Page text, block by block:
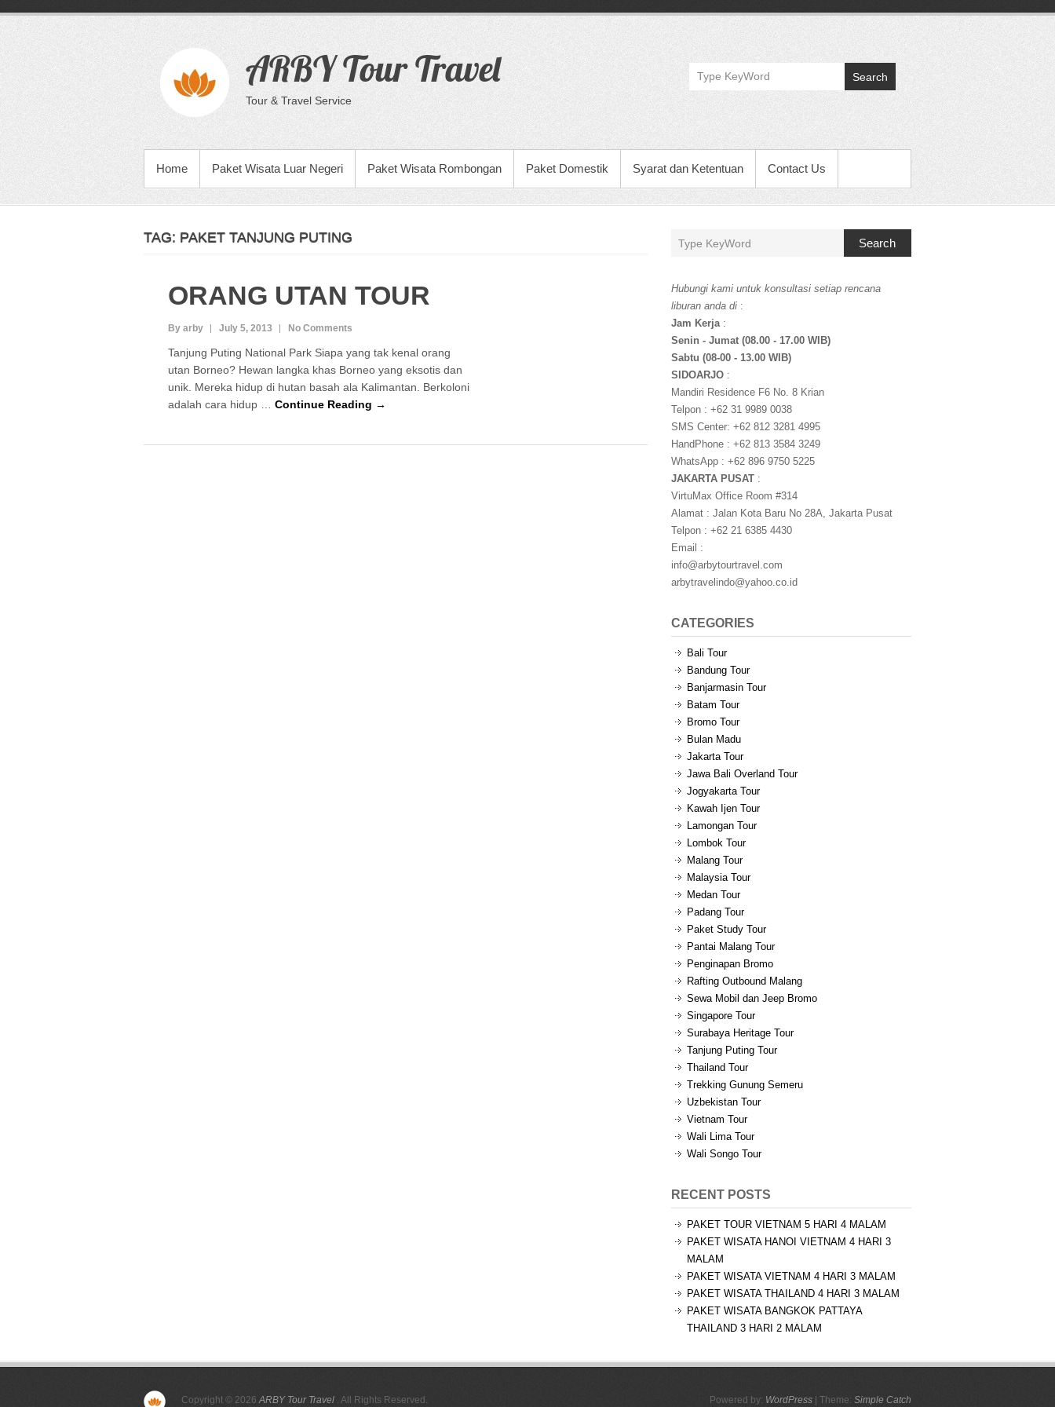
content
ARBY Tour Travel
Tour & Travel Service
Search
PRIMARY MENU
Home Paket Wisata Luar Negeri Paket Wisata Rombongan Paket Domestik Syarat dan Ketentuan Contact Us
TAG: PAKET TANJUNG PUTING
ORANG UTAN TOUR
By arby July 5, 2013 No Comments
Tanjung Puting National Park Siapa yang tak kenal orang
utan Borneo? Hewan langka khas Borneo yang eksotis dan
unik. Mereka hidup di hutan basah ala Kalimantan. Berkoloni
adalah cara hidup … Continue Reading →
Search
Hubungi kami untuk konsultasi setiap rencana
liburan anda di :
Jam Kerja:
Senin - Jumat (08.00 - 17.00 WIB)
Sabtu (08-00 - 13.00 WIB)
SIDOARJO:
Mandiri Residence F6 No. 8 Krian
Telpon : +62 31 9989 0038
SMS Center: +62 812 3281 4995
HandPhone : +62 813 3584 3249
WhatsApp : +62 896 9750 5225
JAKARTA PUSAT :
VirtuMax Office Room #314
Alamat : Jalan Kota Baru No 28A, Jakarta Pusat
Telpon : +62 21 6385 4430
Email :
info@arbytourtravel.com
arbytravelindo@yahoo.co.id
CATEGORIES
Bali Tour
Bandung Tour
Banjarmasin Tour
Batam Tour
Bromo Tour
Bulan Madu
Jakarta Tour
Jawa Bali Overland Tour
Jogyakarta Tour
Kawah Ijen Tour
Lamongan Tour
Lombok Tour
Malang Tour
Malaysia Tour
Medan Tour
Padang Tour
Paket Study Tour
Pantai Malang Tour
Penginapan Bromo
Rafting Outbound Malang
Sewa Mobil dan Jeep Bromo
Singapore Tour
Surabaya Heritage Tour
Tanjung Puting Tour
Thailand Tour
Trekking Gunung Semeru
Uzbekistan Tour
Vietnam Tour
Wali Lima Tour
Wali Songo Tour
RECENT POSTS
PAKET TOUR VIETNAM 5 HARI 4 MALAM
PAKET WISATA HANOI VIETNAM 4 HARI 3
MALAM
PAKET WISATA VIETNAM 4 HARI 3 MALAM
PAKET WISATA THAILAND 4 HARI 3 MALAM
PAKET WISATA BANGKOK PATTAYA
THAILAND 3 HARI 2 MALAM
Copyright © 2026ARBY Tour Travel . All Rights Reserved. Powered by: WordPress | Theme: Simple Catch